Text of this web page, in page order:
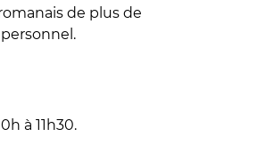
de plus de
à 11h30.